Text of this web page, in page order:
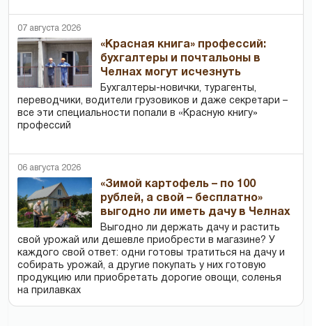
07 августа 2026
«Красная книга» профессий:
бухгалтеры и почтальоны в
Челнах могут исчезнуть
Бухгалтеры-новички, тур­агенты,
переводчики, водители грузовиков и даже секретари –
все эти специальности попали в «Красную книгу»
профессий
06 августа 2026
«Зимой картофель – по 100
рублей, а свой – бесплатно»
выгодно ли иметь дачу в Челнах
Выгодно ли держать дачу и растить
свой урожай или дешевле приобрести в магазине? У
каждого свой ответ: одни готовы тратиться на дачу и
собирать урожай, а другие покупать у них готовую
продукцию или приобретать дорогие овощи, соленья
на прилавках